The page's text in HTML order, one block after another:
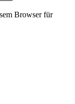
Browser für